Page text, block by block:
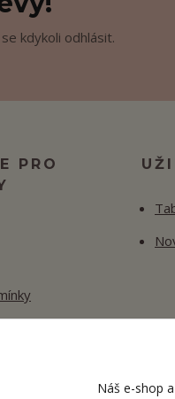
kdykoli odhlásit.
PRO
Náš e-shop